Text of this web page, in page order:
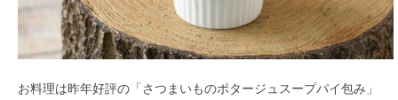
お料理は昨年好評の「さつまいものポタージュスープパイ包み」